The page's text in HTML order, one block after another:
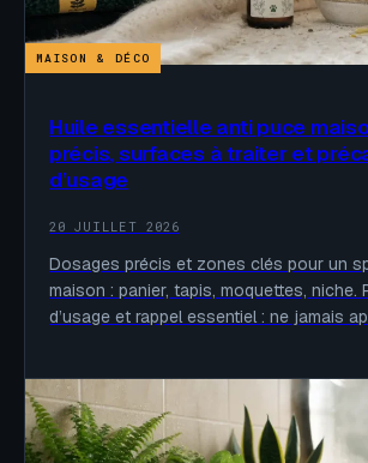
MAISON & DÉCO
Huile essentielle anti puce
précis, surfaces à traiter et
d’usage
20 JUILLET 2026
Dosages précis et zones clés pour un
maison : panier, tapis, moquettes, niche.
d’usage et rappel essentiel : ne jamais